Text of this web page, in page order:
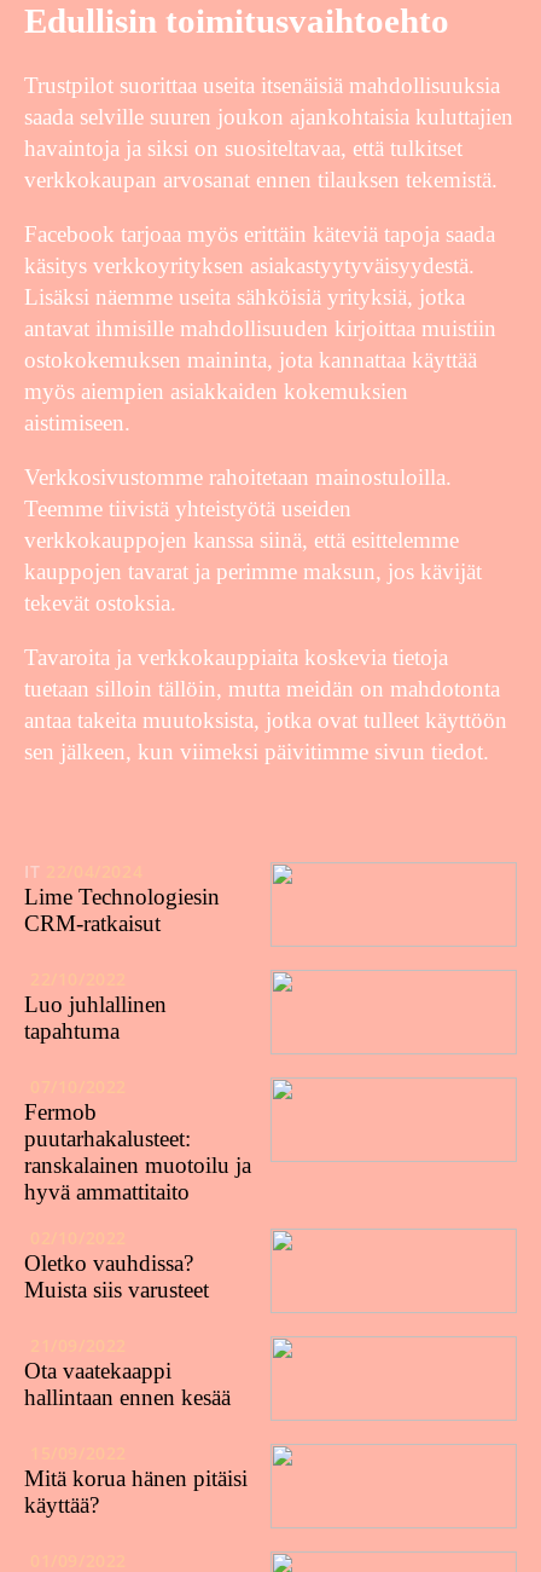
Edullisin toimitusvaihtoehto
Trustpilot suorittaa useita itsenäisiä mahdollisuuksia
saada selville suuren joukon ajankohtaisia kuluttajien
havaintoja ja siksi on suositeltavaa, että tulkitset
verkkokaupan arvosanat ennen tilauksen tekemistä.
Facebook tarjoaa myös erittäin käteviä tapoja saada
käsitys verkkoyrityksen asiakastyytyväisyydestä.
Lisäksi näemme useita sähköisiä yrityksiä, jotka
antavat ihmisille mahdollisuuden kirjoittaa muistiin
ostokokemuksen maininta, jota kannattaa käyttää
myös aiempien asiakkaiden kokemuksien
aistimiseen.
Verkkosivustomme rahoitetaan mainostuloilla.
Teemme tiivistä yhteistyötä useiden
verkkokauppojen kanssa siinä, että esittelemme
kauppojen tavarat ja perimme maksun, jos kävijät
tekevät ostoksia.
Tavaroita ja verkkokauppiaita koskevia tietoja
tuetaan silloin tällöin, mutta meidän on mahdotonta
antaa takeita muutoksista, jotka ovat tulleet käyttöön
sen jälkeen, kun viimeksi päivitimme sivun tiedot.
IT
Lime Technologiesin
CRM-ratkaisut
Luo juhlallinen
tapahtuma
Fermob
puutarhakalusteet:
ranskalainen muotoilu ja
hyvä ammattitaito
Oletko vauhdissa?
Muista siis varusteet
Ota vaatekaappi
hallintaan ennen kesää
Mitä korua hänen pitäisi
käyttää?